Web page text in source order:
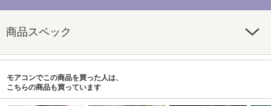
商品スペック
モアコンでこの商品を買った人は、
こちらの商品も買っています